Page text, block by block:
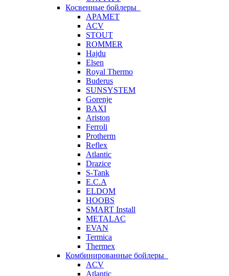
Косвенные бойлеры
APAMET
ACV
STOUT
ROMMER
Hajdu
Elsen
Royal Thermo
Buderus
SUNSYSTEM
Gorenje
BAXI
Ariston
Ferroli
Protherm
Reflex
Atlantic
Drazice
S-Tank
E.C.A
ELDOM
HOOBS
SMART Install
METALAC
EVAN
Termica
Thermex
Комбинированные бойлеры
ACV
Atlantic